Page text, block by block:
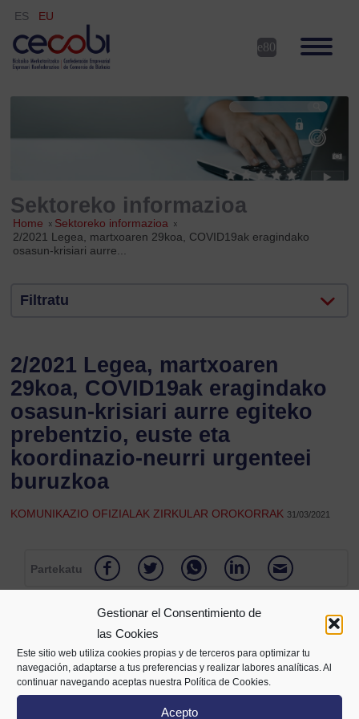
Gestionar el Consentimiento de
las Cookies
Este sitio web utiliza cookies propias y de terceros para optimizar tu
navegación, adaptarse a tus preferencias y realizar labores analíticas. Al
continuar navegando aceptas nuestra Política de Cookies.
Acepto
ES EU
Sektoreko informazioa
Home » Sektoreko informazioa »
2/2021 Legea, martxoaren 29koa, COVID19ak eragindako
osasun-krisiari aurre...
Filtratu
2/2021 Legea, martxoaren
29koa, COVID19ak eragindako
osasun-krisiari aurre egiteko
prebentzio, euste eta
koordinazio-neurri urgenteei
buruzkoa
KOMUNIKAZIO OFIZIALAK ZIRKULAR OROKORRAK 31/03/2021
Partekatu